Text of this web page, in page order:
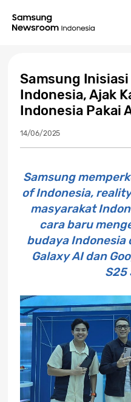
Samsung
Indonesia, Ajak
Indonesia Pakai
14/06/2025
Samsung
of Indonesia,
masyarakat
cara baru
budaya Indonesia
Galaxy AI dan
S25